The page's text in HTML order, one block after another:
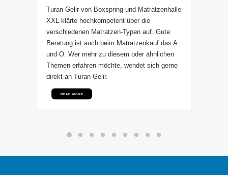
Turan Gelir von Boxspring und Matratzenhalle
XXL klärte hochkompetent über die
verschiedenen Matratzen-Typen auf. Gute
Beratung ist auch beim Matratzenkauf das A
und O. Wer mehr zu diesem oder ähnlichen
Themen erfahren möchte, wendet sich gerne
direkt an Turan Gelir.
READ MORE